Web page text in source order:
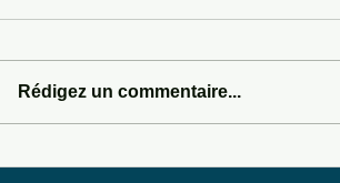
DASHBOARD DRUMMER
Rédigez un commentaire...